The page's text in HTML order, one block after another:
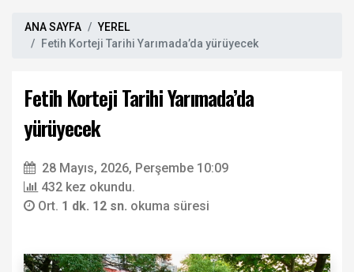
ANA SAYFA
YEREL
Fetih Korteji Tarihi Yarımada’da yürüyecek
Fetih Korteji Tarihi Yarımada’da
yürüyecek
28 Mayıs, 2026, Perşembe 10:09
432 kez okundu.
Ort. 1 dk. 12 sn. okuma süresi